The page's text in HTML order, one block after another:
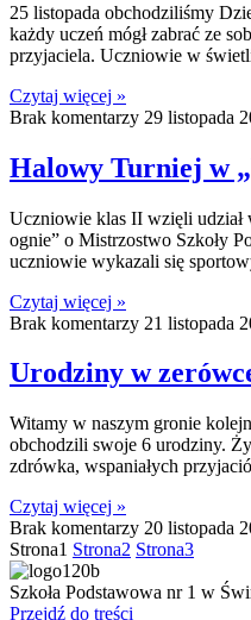
25 listopada obchodziliśmy
każdy uczeń mógł zabrać ze
przyjaciela. Uczniowie w
Czytaj więcej »
Brak komentarzy 29 listopada
Halowy Turniej w
Uczniowie klas II wzięli
ognie” o Mistrzostwo Szkoły
uczniowie wykazali się
Czytaj więcej »
Brak komentarzy 21 listopada
Urodziny w
Witamy w naszym gronie
obchodzili swoje 6 urodziny.
zdrówka, wspaniałych
Czytaj więcej »
Brak komentarzy 20 listopada
Strona1 Strona2 Strona3
Szkoła Podstawowa nr 1 w
Przejdź do treści